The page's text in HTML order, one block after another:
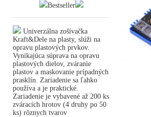
Bestseller
Univerzálna zošívačka
Kraft&Dele na plasty, slúži na
opravu plastových prvkov.
Vynikajúca súprava na opravu
plastových dielov, zváranie
plastov a maskovanie prípadných
prasklín. Zariadenie sa ľahko
používa a je praktické.
Zariadenie je vybavené až 200 ks
zváracích hrotov (4 druhy po 50
ks) rôznych tvarov